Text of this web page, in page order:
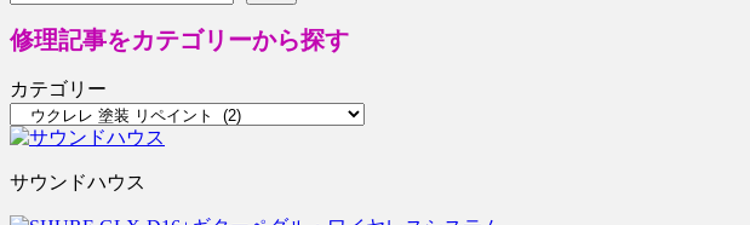
修理記事をカテゴリーから探す
カテゴリー
サウンドハウス